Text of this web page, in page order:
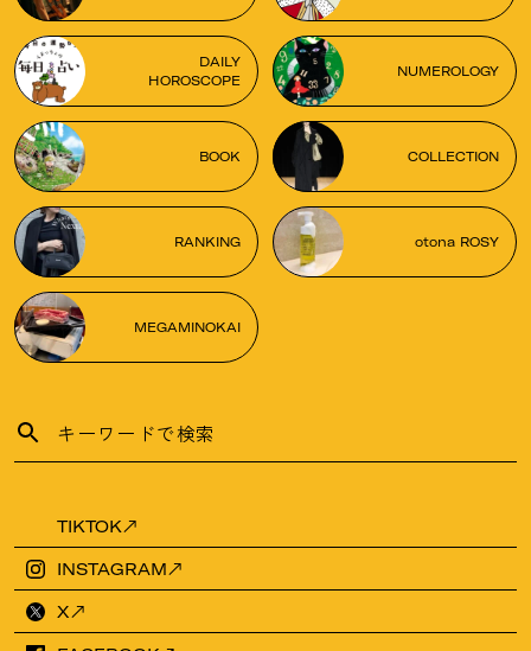
DAILY
HOROSCOPE
NUMEROLOGY
BOOK COLLECTION
RANKING otona ROSY
MEGAMINOKAI
TIKTOK
INSTAGRAM
X